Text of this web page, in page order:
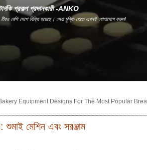
প্রকল্প প্রদানকারী -ANKO
বেশি দেশে বিক্রি হয়েছে। সেরা চুক্তি পেতে এখনই যোগাযোগ করুন!
Equipment Designs For The Most Popular
মেশিন এবং সরঞ্জাম